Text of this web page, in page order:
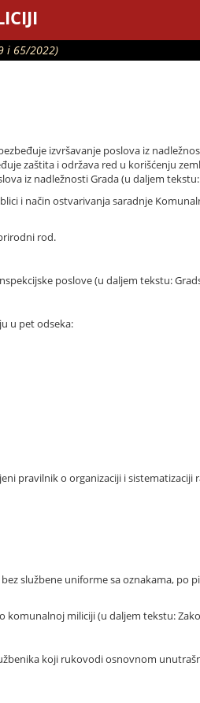
i 65/2022)
izvršavanje poslova iz
zaštita i održava red u korišćenju
iz nadležnosti Grada (u daljem
i način ostvarivanja saradnje
rod.
poslove (u daljem tekstu:
u pet odseka:
pravilnik o organizaciji i sistematizaciji
službene uniforme sa oznakama, po
komunalnoj miliciji (u daljem tekstu:
koji rukovodi osnovnom